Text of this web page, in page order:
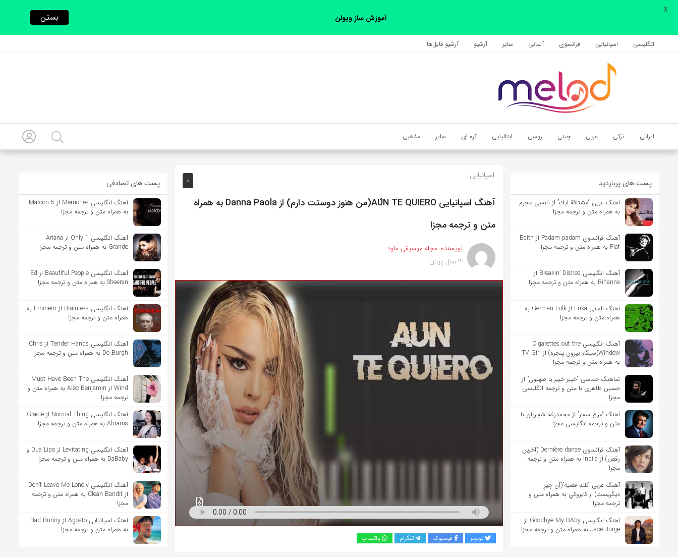
انگلیسی اسپانیایی فرانسوی آلمانی سایر آرشیو آرشیو فایل‌‎ها
ایرانی ترکی عربی چینی روسی ایتالیایی کره ای سایر مذهبی
اشتراک گذاری
با استفاده از روش‌های زیر می‌توانید این صفحه را با دوستان خود به
کپی لینک
پست های پربازدید
آهنگ عربی “مشتاقة لیك” از نانسی عجرم
به همراه متن و ترجمه مجزا
آهنگ فرانسوی Padam padam از Édith
Piaf به همراه متن و ترجمه مجزا
آهنگ انگلیسی Breakin’ Dishes از
Rihanna به همراه متن و ترجمه مجزا
آهنگ آلمانی Erika از German Folk به
همراه متن و ترجمه مجزا
آهنگ انگلیسی Cigarettes out the
Window(سیگار بیرون پنجره) از TV Girl
به همراه متن و ترجمه مجزا
نماهنگ حماسی “خیبر خیبر یا صهیون” از
حسین طاهری با متن و ترجمه انگلیسی
مجزا
آهنگ “مرغ سحر” از محمدرضا شجریان با
متن و ترجمه انگلیسی مجزا
آهنگ فرانسوی Dernière danse (آخرین
رقص) از Indila به همراه متن و ترجمه
مجزا
آهنگ عربی “تلك قضية”(آن چیزِ
دیگریست) از كايروكي به همراه متن و
ترجمه مجزا
آهنگ انگلیسی Goodbye My BAby از
Jace Junje به همراه متن و ترجمه مجزا
0 اسپانیایی
آهنگ اسپانیایی AÚN TE QUIERO(من هنوز دوستت دارم) از Danna Paola به همراه
متن و ترجمه مجزا
نویسنده: مجله موسیقی ملود
3 سال پیش
توییتر فیسبوک تلگرام واتساپ
پست های تصادفی
آهنگ انگلیسی Memories از Maroon 5
به همراه متن و ترجمه مجزا
آهنگ انگلیسی Only 1 از Ariana
Grande به همراه متن و ترجمه مجزا
آهنگ انگلیسی Beautiful People از Ed
Sheeran به همراه متن و ترجمه مجزا
آهنگ انگلیسی Brainless از Eminem به
همراه متن و ترجمه مجزا
آهنگ انگلیسی Tender Hands از Chris
De Burgh به همراه متن و ترجمه مجزا
آهنگ انگلیسی Must Have Been The
Wind از Alec Benjamin به همراه متن و
ترجمه مجزا
آهنگ انگلیسی Normal Thing از Gracie
Abrams به همراه متن و ترجمه مجزا
آهنگ انگلیسی Levitating از Dua Lipa و
DaBaby به همراه متن و ترجمه مجزا
آهنگ انگلیسی Don’t Leave Me Lonely
از Clean Bandit به همراه متن و ترجمه
مجزا
آهنگ اسپانیایی Agosto از Bad Bunny
به همراه متن و ترجمه مجزا
آموزش ساز ویولن بستن
X